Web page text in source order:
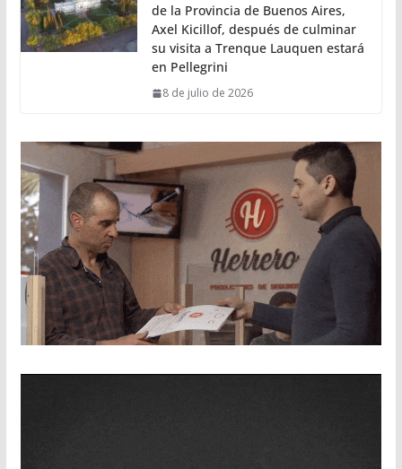
de la Provincia de Buenos Aires,
Axel Kicillof, después de culminar
su visita a Trenque Lauquen estará
en Pellegrini
8 de julio de 2026